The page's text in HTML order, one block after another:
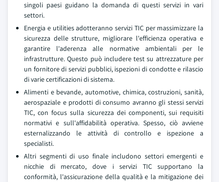
singoli paesi guidano la domanda di questi servizi in vari
settori.
Energia e utilities adotteranno servizi TIC per massimizzare la
sicurezza delle strutture, migliorare l'efficienza operativa e
garantire l'aderenza alle normative ambientali per le
infrastrutture. Questo può includere test su attrezzature per
un fornitore di servizi pubblici, ispezioni di condotte e rilascio
di varie certificazioni di sistema.
Alimenti e bevande, automotive, chimica, costruzioni, sanità,
aerospaziale e prodotti di consumo avranno gli stessi servizi
TIC, con focus sulla sicurezza dei componenti, sui requisiti
normativi e sull'affidabilità operativa. Spesso, ciò avviene
esternalizzando le attività di controllo e ispezione a
specialisti.
Altri segmenti di uso finale includono settori emergenti e
nicchie di mercato, dove i servizi TIC supportano la
conformità, l'assicurazione della qualità e la mitigazione dei